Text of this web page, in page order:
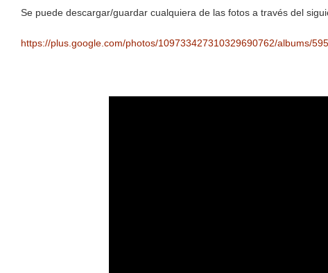
Se puede descargar/guardar cualquiera de las fotos a través del
https://plus.google.com/photos/109733427310329690762/albums/